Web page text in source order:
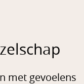
met gevoelens